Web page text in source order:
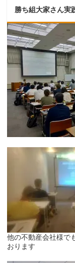
勝ち組大家さん実
他の不動産会社様で
おります